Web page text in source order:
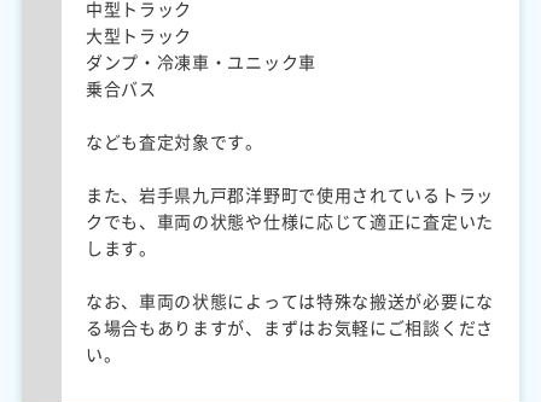
中型トラック
大型トラック
ダンプ・冷凍車・ユニック車
乗合バス
なども査定対象です。
また、岩手県九戸郡洋野町で使用されているトラッ
クでも、車両の状態や仕様に応じて適正に査定いた
します。
なお、車両の状態によっては特殊な搬送が必要にな
る場合もありますが、まずはお気軽にご相談くださ
い。